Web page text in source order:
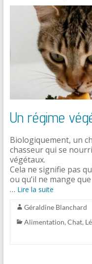
Un régime
Biologiquement, un
chasseur qui se
végétaux.
Cela ne signifie pas
ou qu’il ne mange que
… Lire la suite
Géraldine Blanchard
Alimentation, Chat,